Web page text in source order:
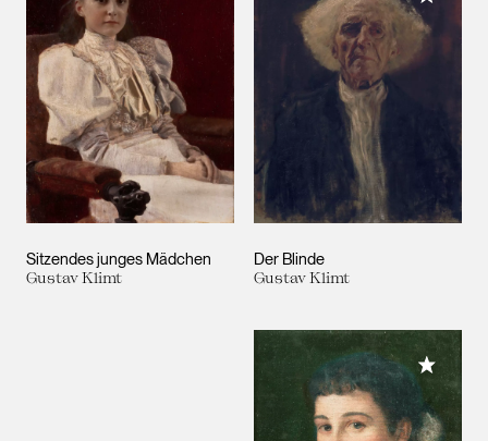
Sitzendes junges Mädchen
Gustav Klimt
Der Blinde
Gustav Klimt
Meiner